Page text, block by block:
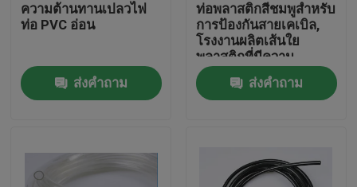
ความต้านทานเปลวไฟ
ท่อ PVC อ่อน
ส่งคำถาม
ท่อพลาสติกสีชมพูสำหรับ
การป้องกันสายเคเบิล,
โรงงานผลิตเส้นใย
พลาสติกที่มีความ
ยืดหยุ่น
ส่งคำถาม